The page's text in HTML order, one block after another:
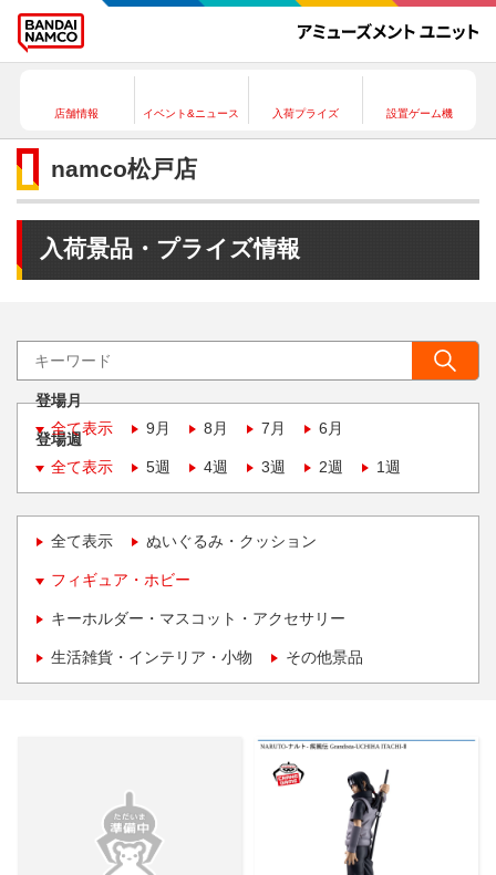
店舗情報 イベント&ニュース 入荷プライズ 設置ゲーム機
namco松戸店
入荷景品・プライズ情報
登場月
全て表示
9月 8月 7月 6月
登場週
全て表示
5週 4週 3週 2週 1週
全て表示 ぬいぐるみ・クッション
フィギュア・ホビー
キーホルダー・マスコット・アクセサリー
生活雑貨・インテリア・小物 その他景品